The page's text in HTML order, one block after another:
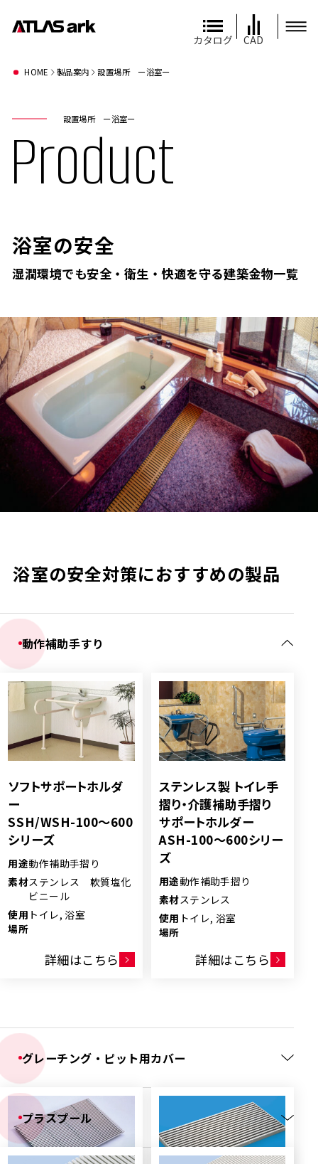
カタログ CAD
HOME 製品案内 設置場所 ー浴室ー
設置場所 ー浴室ー
Product
浴室の安全
湿潤環境でも安全・衛生・快適を守る建築金物一覧
浴室の安全対策におすすめの製品
動作補助手すり
ソフトサポートホルダ
ー
SSH/WSH-100～600
シリーズ
用途動作補助手摺り
素材ステンレス 軟質塩化
ビニール
使用
場所
トイレ, 浴室
詳細はこちら
ステンレス製 トイレ手
摺り・介護補助手摺り
サポートホルダー
ASH-100～600シリー
ズ
用途動作補助手摺り
素材ステンレス
使用
場所
トイレ, 浴室
詳細はこちら
グレーチング・ピット用カバー
プラスプール